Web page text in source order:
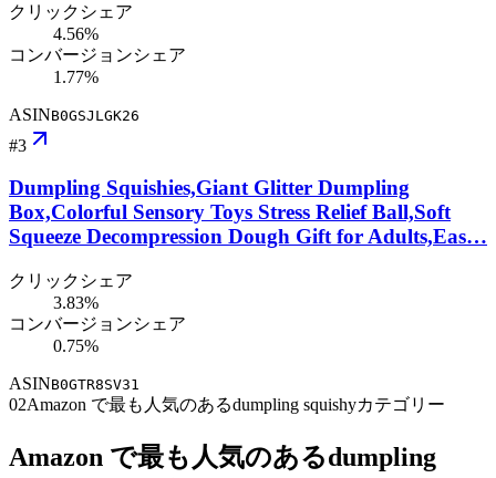
クリックシェア
4.56%
コンバージョンシェア
1.77%
ASINB0GSJLGK26
#3
Dumpling Squishies,Giant Glitter Dumpling
Box,Colorful Sensory Toys Stress Relief Ball,Soft
Squeeze Decompression Dough Gift for Adults,Eas…
クリックシェア
3.83%
コンバージョンシェア
0.75%
ASINB0GTR8SV31
02Amazon で最も人気のあるdumpling squishyカテゴリー
Amazon で最も人気のあるdumpling